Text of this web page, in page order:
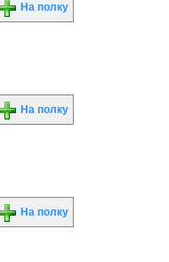
На полку
На полку
На полку